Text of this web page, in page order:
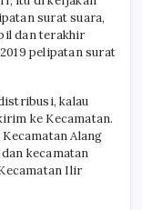
surat suara,
dan terakhir
pelipatan surat
kalau
ke Kecamatan.
Alang
kecamatan
Ilir